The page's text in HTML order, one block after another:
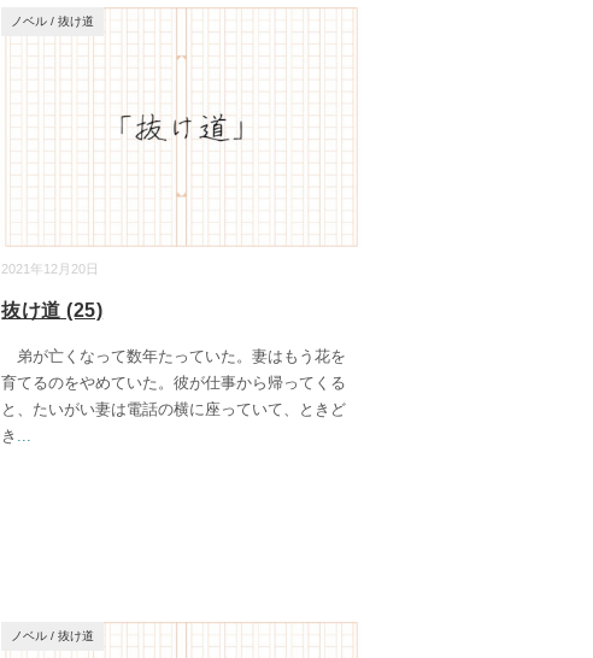
2021年12月20日
ノベル /抜け道
抜け道 (25)
弟が亡くなって数年たっていた。妻はもう花を
育てるのをやめていた。彼が仕事から帰ってくる
と、たいがい妻は電話の横に座っていて、ときど
き ...
ノベル /抜け道